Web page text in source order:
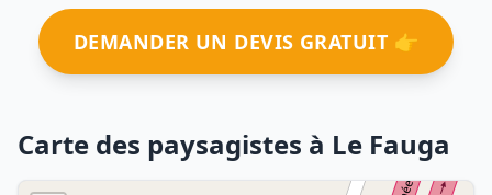
DEMANDER UN DEVIS GRATUIT 👉
Carte des paysagistes à Le Fauga